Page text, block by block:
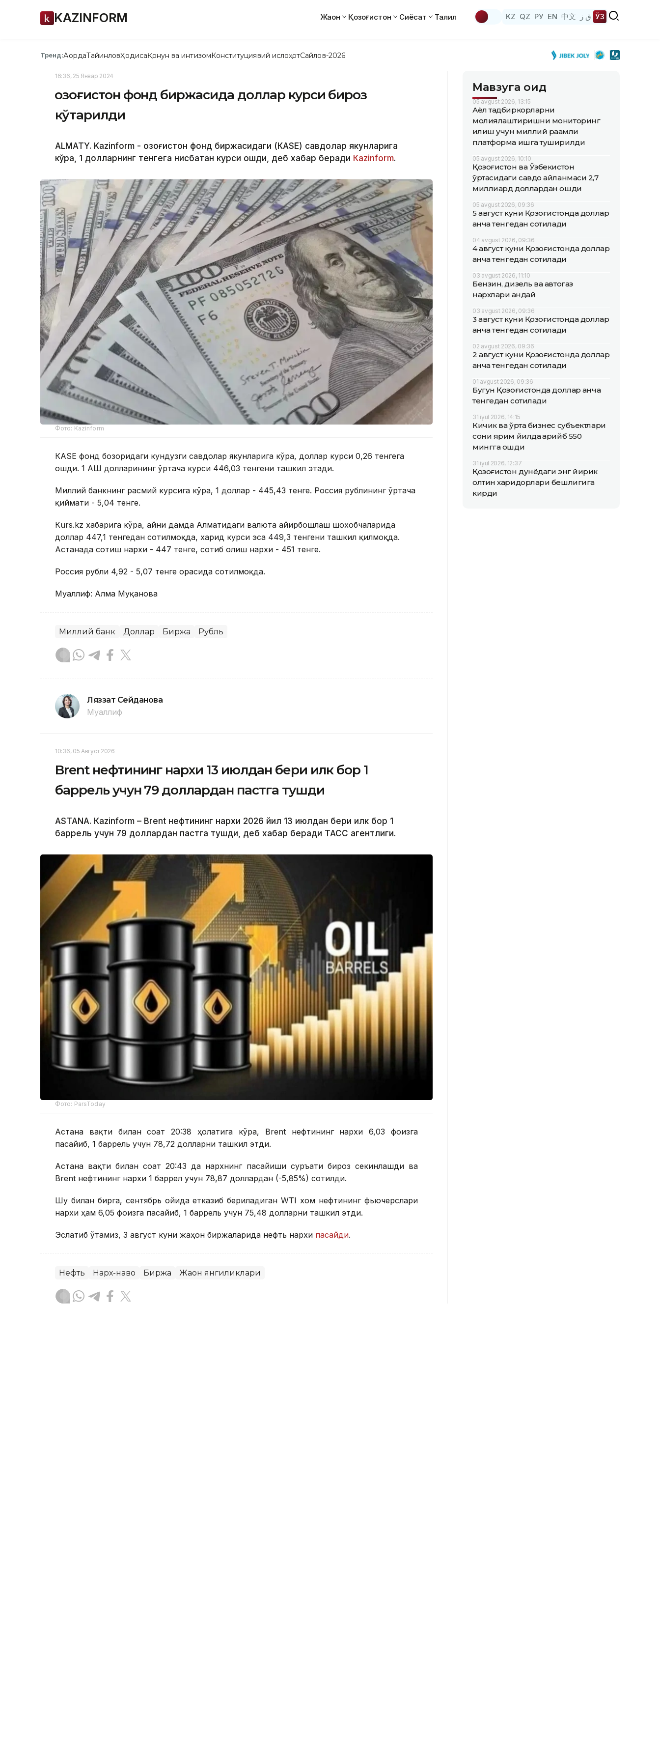
KAZINFORM Жаҳон Қозоғистон Сиёсат Таҳлил KZ QZ РУ EN 中文 ق ز ЎЗ
Тренд:АқордаТайинловҲодисаҚонун ва интизомКонституциявий ислоҳотСайлов-2026
16:36, 25 Январ 2024
Қозоғистон фонд биржасида доллар курси бироз
кўтарилди
ALMATY. Kazinform - Қозоғистон фонд биржасидаги (КАSЕ) савдолар якунларига
кўра, 1 долларнинг тенгега нисбатан курси ошди, деб хабар беради Кazinform.
Фото: Kazinform
КАSЕ фонд бозоридаги кундузги савдолар якунларига кўра, доллар курси 0,26 тенгега
ошди. 1 АҚШ долларининг ўртача курси 446,03 тенгени ташкил этади.
Миллий банкнинг расмий курсига кўра, 1 доллар - 445,43 тенге. Россия рублининг ўртача
қиймати - 5,04 тенге.
Кurs.kz хабарига кўра, айни дамда Алматидаги валюта айирбошлаш шохобчаларида
доллар 447,1 тенгедан сотилмоқда, харид курси эса 449,3 тенгени ташкил қилмоқда.
Астанада сотиш нархи - 447 тенге, сотиб олиш нархи - 451 тенге.
Россия рубли 4,92 - 5,07 тенге орасида сотилмоқда.
Муаллиф: Алма Муқанова
Миллий банк Доллар Биржа Рубль
Ляззат Сейданова
Муаллиф
10:36, 05 Август 2026
Brent нефтининг нархи 13 июлдан бери илк бор 1
баррель учун 79 доллардан пастга тушди
ASTANА. Кazinform – Brent нефтининг нархи 2026 йил 13 июлдан бери илк бор 1
баррель учун 79 доллардан пастга тушди, деб хабар беради ТАСС агентлиги.
Фото: ParsToday
Астана вақти билан соат 20:38 ҳолатига кўра, Brent нефтининг нархи 6,03 фоизга
пасайиб, 1 баррель учун 78,72 долларни ташкил этди.
Астана вақти билан соат 20:43 да нархнинг пасайиши суръати бироз секинлашди ва
Brent нефтининг нархи 1 баррел учун 78,87 доллардан (-5,85%) сотилди.
Шу билан бирга, сентябрь ойида етказиб бериладиган WТI хом нефтининг фьючерслари
нархи ҳам 6,05 фоизга пасайиб, 1 баррель учун 75,48 долларни ташкил этди.
Эслатиб ўтамиз, 3 август куни жаҳон биржаларида нефть нархи пасайди.
Нефть Нарх-наво Биржа Жаҳон янгиликлари
Мавзуга оид
05 avgust 2026, 13:15
Аёл тадбиркорларни
молиялаштиришни мониторинг
қилиш учун миллий рақамли
платформа ишга туширилди
05 avgust 2026, 10:10
Қозоғистон ва Ўзбекистон
ўртасидаги савдо айланмаси 2,7
миллиард доллардан ошди
05 avgust 2026, 09:36
5 август куни Қозоғистонда доллар
қанча тенгедан сотилади
04 avgust 2026, 09:36
4 август куни Қозоғистонда доллар
қанча тенгедан сотилади
03 avgust 2026, 11:10
Бензин, дизель ва автогаз
нархлари қандай
03 avgust 2026, 09:36
3 август куни Қозоғистонда доллар
қанча тенгедан сотилади
02 avgust 2026, 09:36
2 август куни Қозоғистонда доллар
қанча тенгедан сотилади
01 avgust 2026, 09:36
Бугун Қозоғистонда доллар қанча
тенгедан сотилади
31 iyul 2026, 14:15
Кичик ва ўрта бизнес субъектлари
сони ярим йилда қарийб 550
мингга ошди
31 iyul 2026, 12:37
Қозоғистон дунёдаги энг йирик
олтин харидорлари бешлигига
кирди